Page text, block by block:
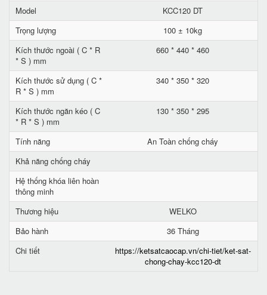
Model
KCC120 DT
Trọng lượng
100 ± 10kg
Kích thước ngoài ( C * R
* S ) mm
660 * 440 * 460
Kích thước sử dụng ( C *
R * S ) mm
340 * 350 * 320
Kích thước ngăn kéo ( C
* R * S ) mm
130 * 350 * 295
Tính năng
An Toàn chống cháy
Khả năng chống cháy
Hệ thống khóa liên hoàn
thông minh
Thương hiệu
WELKO
Bảo hành
36 Tháng
Chi tiết
https://ketsatcaocap.vn/chi-tiet/ket-sat-
chong-chay-kcc120-dt